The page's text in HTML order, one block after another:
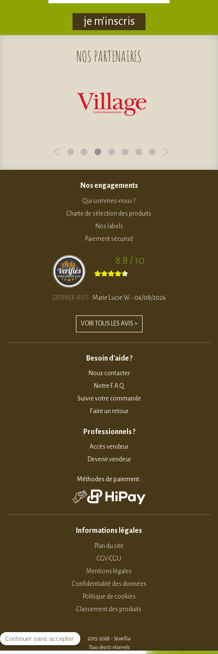
je m'inscris
NOS PARTENAIRES
Nos engagements
Qui sommes-nous ?
Charte de sélection des produits
Nos labels
Paiement sécurisé
8.8 / 10
DERNIER AVIS : Marie Lucie W. - 06/08/2026
VOIR TOUS LES AVIS >
Besoin d'aide ?
Nous contacter
Notre F.A.Q
Suivre votre commande
Faire un retour
Professionnels ?
Accès vendeur
Devenir vendeur
Méthodes de paiement :
Informations légales
Plan du site
CGV-CGU
Mentions légales
Confidentialité des données
Politique de cookies
Classement des produits
2015-2026 - Sevellia
Tous droits réservés